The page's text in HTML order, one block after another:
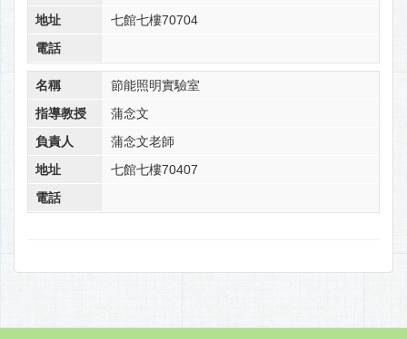
地址
七館七樓70704
電話
名稱
節能照明實驗室
指導教授
蒲念文
負責人
蒲念文老師
地址
七館七樓70407
電話